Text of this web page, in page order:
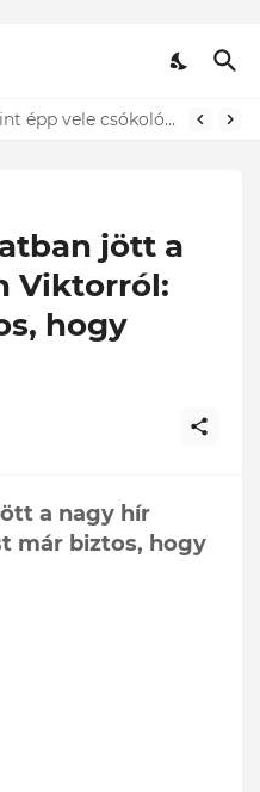
Lefotózták Oláh Ibolyát, amint épp vele csókolózik - EZT nem hiszed el, kinek a karjában kötött ki...ÍME
jött a
Viktorról:
hogy
a nagy hír
már biztos, hogy